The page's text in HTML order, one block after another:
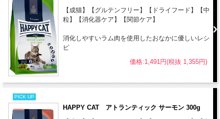
粗脂肪 - 15 %
粗繊維 - 3 %
粗灰分 - 7 %
粗炭水化物 - 33 %
水分 - 9 %
オメガ6脂肪酸 - 3.5 %
オメガ3脂肪酸 - 0.4 %
カルシウム - 1.15 %
リン - 0.95%
カリウム - 0.6 %
【成猫】【グルテンフリー】【ドライフード】【中
粒】【消化器ケア】【関節ケア】
消化しやすいラム肉を使用したおなかに優しいレシ
ピ
価格:1,491円(税抜 1,355円)
PICK UP
HAPPY CAT アトランティック サーモン 300g